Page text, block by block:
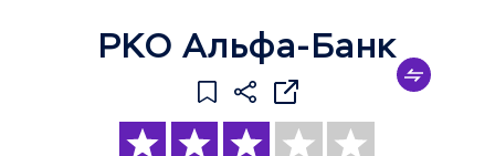
РКО Альфа-Банк